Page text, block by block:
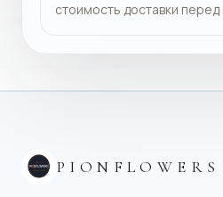
стоимость доставки перед
PIONFLOWERS